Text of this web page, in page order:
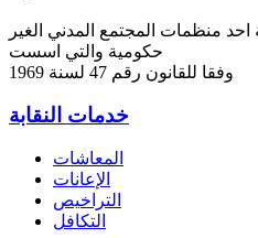
احد منظمات المجتمع المدني الغير
حكومية والتي اسست
وفقا للقانون رقم 47 لسنة 1969
خدمات النقابة
المعاشات
الإعانات
التراخيص
التكافل